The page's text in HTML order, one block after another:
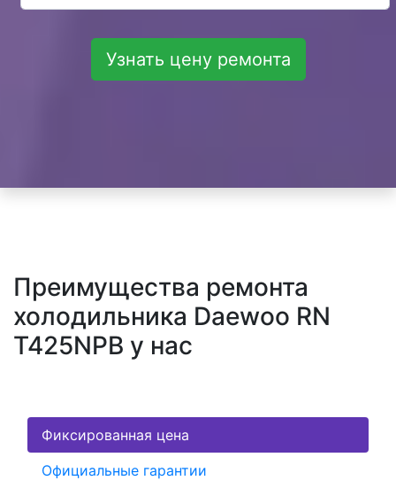
Узнать цену ремонта
Преимущества ремонта
холодильника Daewoo RN
T425NPB у нас
Фиксированная цена
Официальные гарантии